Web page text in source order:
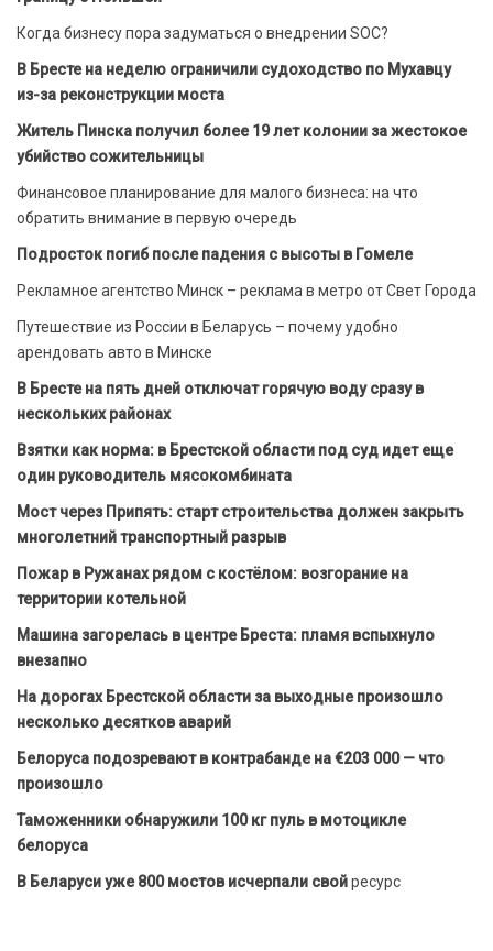
Когда бизнесу пора задуматься о внедрении SOC?
В Бресте на неделю ограничили судоходство по Мухавцу
из-за реконструкции моста
Житель Пинска получил более 19 лет колонии за жестокое
убийство сожительницы
Финансовое планирование для малого бизнеса: на что
обратить внимание в первую очередь
Подросток погиб после падения с высоты в Гомеле
Рекламное агентство Минск – реклама в метро от Свет Города
Путешествие из России в Беларусь – почему удобно
арендовать авто в Минске
В Бресте на пять дней отключат горячую воду сразу в
нескольких районах
Взятки как норма: в Брестской области под суд идет еще
один руководитель мясокомбината
Мост через Припять: старт строительства должен закрыть
многолетний транспортный разрыв
Пожар в Ружанах рядом с костёлом: возгорание на
территории котельной
Машина загорелась в центре Бреста: пламя вспыхнуло
внезапно
На дорогах Брестской области за выходные произошло
несколько десятков аварий
Белоруса подозревают в контрабанде на €203 000 — что
произошло
Таможенники обнаружили 100 кг пуль в мотоцикле
белоруса
В Беларуси уже 800 мостов исчерпали свойресурс